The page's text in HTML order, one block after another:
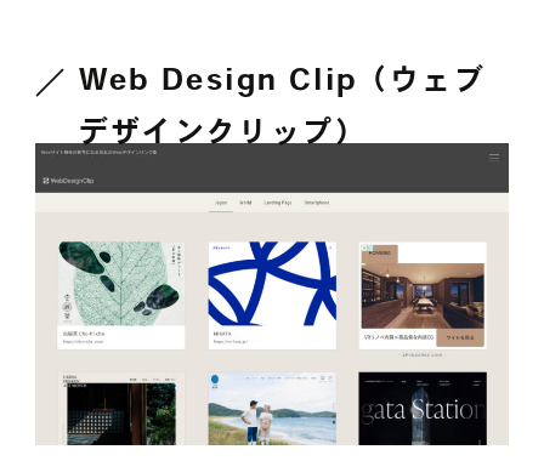
Web Design Clip（ウェブ
デザインクリップ）